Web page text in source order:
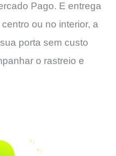
Pago. E entrega
ou no interior, a
porta sem custo
o rastreio e